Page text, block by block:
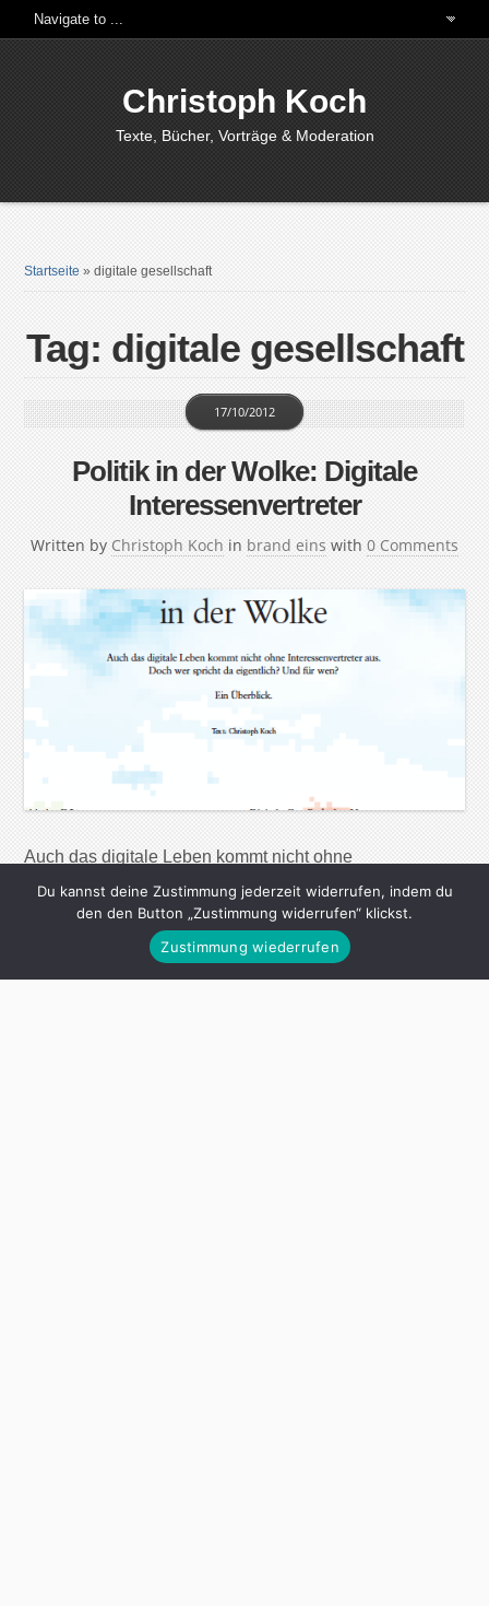
Christoph Koch
Texte, Bücher, Vorträge & Moderation
Startseite »digitale gesellschaft
Tag: digitale gesellschaft
Politik in der Wolke: Digitale
Interessenvertreter
Written by Christoph Koch
17/10/2012
in brand eins with 0 Comments
Auch das digitale Leben kommt nicht ohne
Interessenvertreter aus. Doch wer spricht da eigentlich?
Und für wen? Ein Überblick. Initiative D21 Der
Dinosaurier unter den digitalen Interessenvertretungen.
Du kannst deine Zustimmung jederzeit widerrufen, indem du
den den Button „Zustimmung widerrufen“ klickst.
Zustimmung wiederrufen